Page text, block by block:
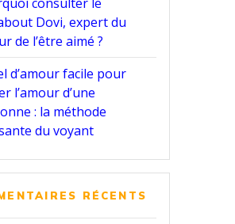
Dovi, expert du
de l’être aimé ?
d’amour facile pour
l’amour d’une
: la méthode
du voyant
RÉCENTS